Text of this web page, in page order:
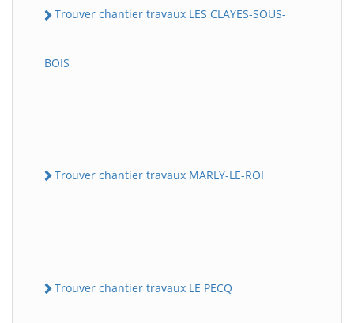
Trouver chantier travaux LES CLAYES-SOUS-
BOIS
Trouver chantier travaux MARLY-LE-ROI
Trouver chantier travaux LE PECQ